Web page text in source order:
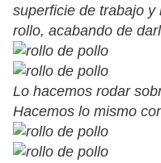
superficie de trabajo
rollo, acabando de
Lo hacemos rodar
Hacemos lo mismo